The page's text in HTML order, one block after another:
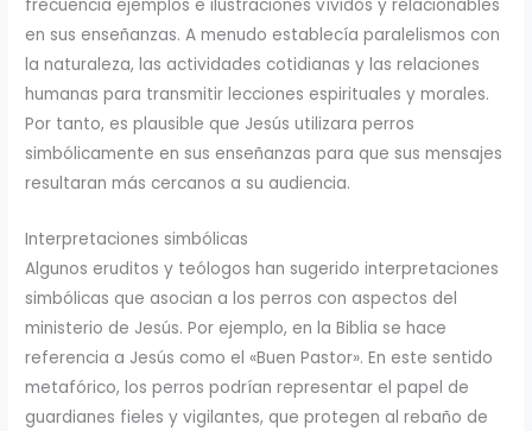
frecuencia ejemplos e ilustraciones vívidos y relacionables
en sus enseñanzas. A menudo establecía paralelismos con
la naturaleza, las actividades cotidianas y las relaciones
humanas para transmitir lecciones espirituales y morales.
Por tanto, es plausible que Jesús utilizara perros
simbólicamente en sus enseñanzas para que sus mensajes
resultaran más cercanos a su audiencia.
Interpretaciones simbólicas
Algunos eruditos y teólogos han sugerido interpretaciones
simbólicas que asocian a los perros con aspectos del
ministerio de Jesús. Por ejemplo, en la Biblia se hace
referencia a Jesús como el «Buen Pastor». En este sentido
metafórico, los perros podrían representar el papel de
guardianes fieles y vigilantes, que protegen al rebaño de